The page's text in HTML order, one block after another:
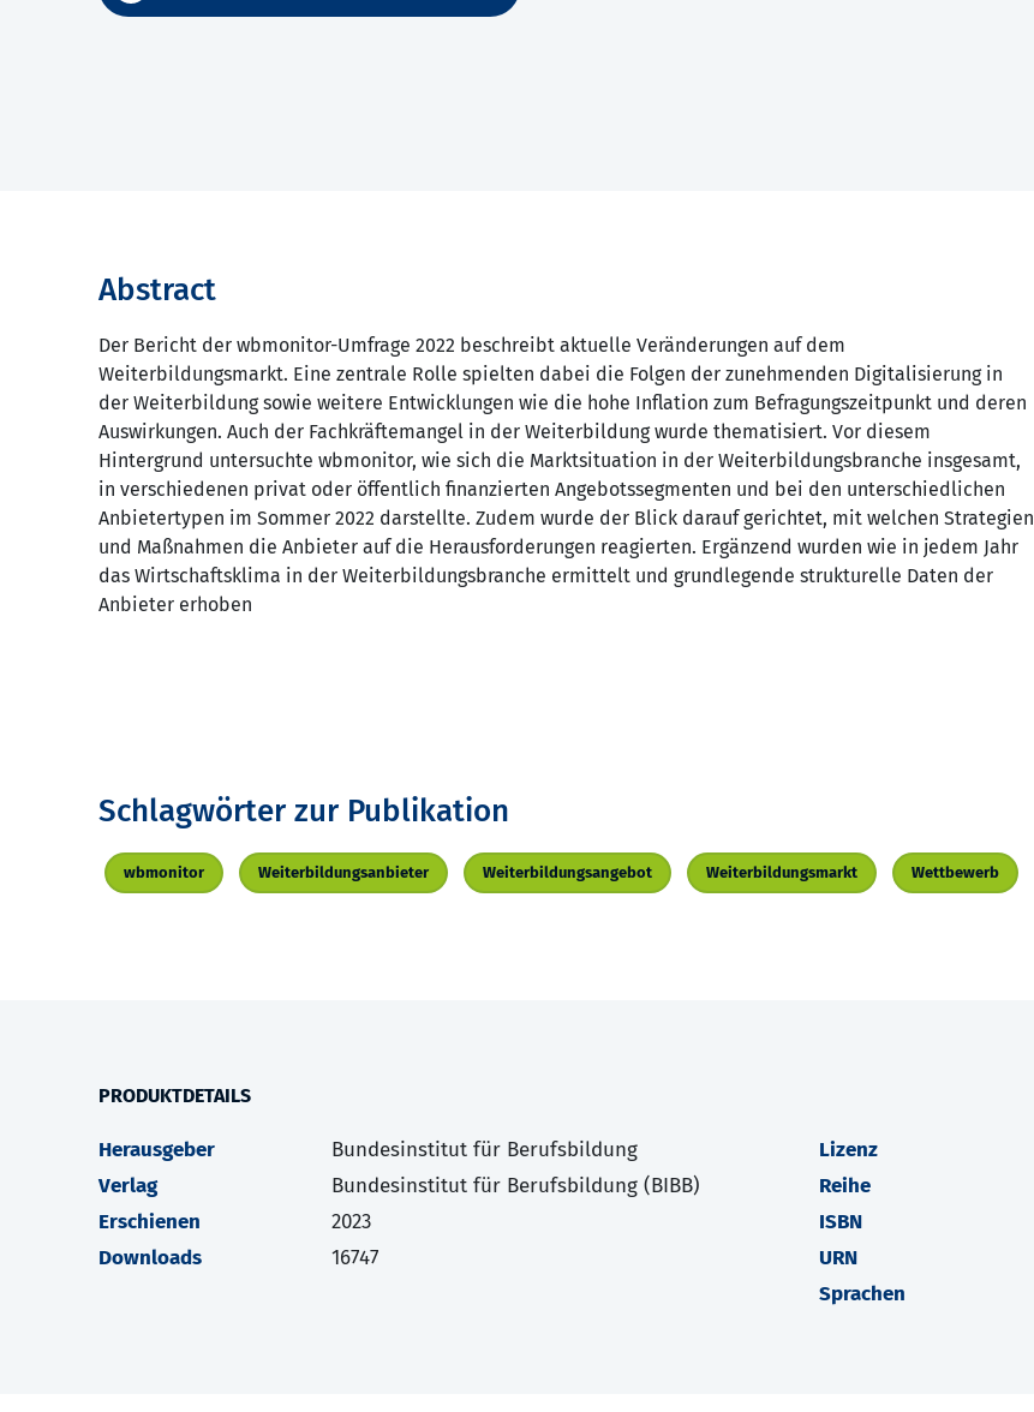
Abstract
Der Bericht der wbmonitor-Umfrage 2022 beschreibt aktuelle Veränderungen auf dem
Weiterbildungsmarkt. Eine zentrale Rolle spielten dabei die Folgen der zunehmenden Digitalisierung in
der Weiterbildung sowie weitere Entwicklungen wie die hohe Inflation zum Befragungszeitpunkt und deren
Auswirkungen. Auch der Fachkräftemangel in der Weiterbildung wurde thematisiert. Vor diesem
Hintergrund untersuchte wbmonitor, wie sich die Marktsituation in der Weiterbildungsbranche insgesamt,
in verschiedenen privat oder öffentlich finanzierten Angebotssegmenten und bei den unterschiedlichen
Anbietertypen im Sommer 2022 darstellte. Zudem wurde der Blick darauf gerichtet, mit welchen Strategien
und Maßnahmen die Anbieter auf die Herausforderungen reagierten. Ergänzend wurden wie in jedem Jahr
das Wirtschaftsklima in der Weiterbildungsbranche ermittelt und grundlegende strukturelle Daten der
Anbieter erhoben
Schlagwörter zur Publikation
wbmonitor Weiterbildungsanbieter Weiterbildungsangebot Weiterbildungsmarkt Wettbewerb
PRODUKTDETAILS
Herausgeber
Bundesinstitut für Berufsbildung
Verlag
Bundesinstitut für Berufsbildung (BIBB)
Erschienen
2023
Downloads
16747
Lizenz
Reihe
ISBN
URN
Sprachen